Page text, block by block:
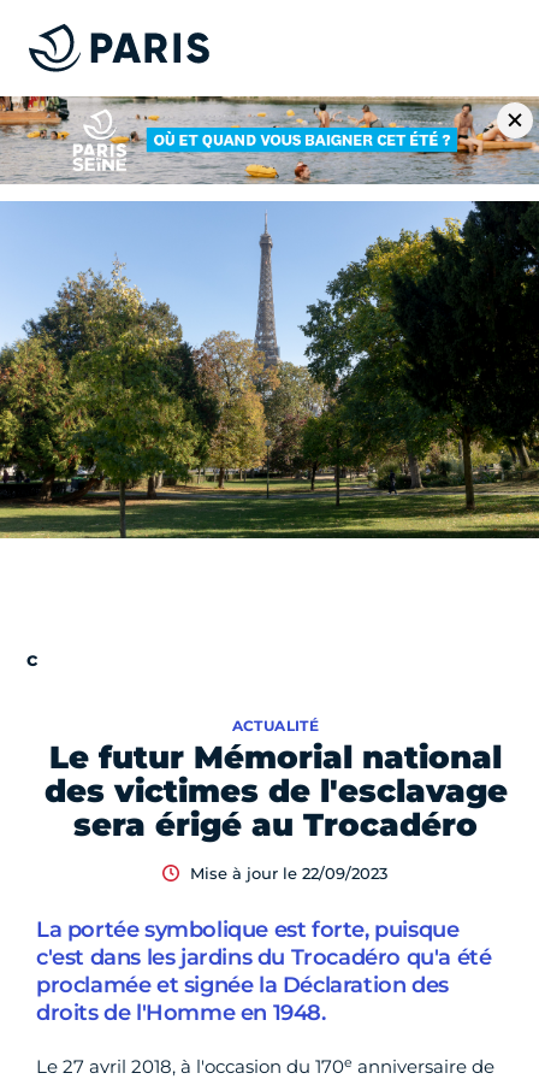
Le futur Mémorial national
des victimes de l'esclavage
sera érigé au Trocadéro
ACTUALITÉ
Mise à jour le 22/09/2023
La portée symbolique est forte, puisque
c'est dans les jardins du Trocadéro qu'a été
proclamée et signée la Déclaration des
droits de l'Homme en 1948.
Le 27 avril 2018, à l'occasion du 170e anniversaire de